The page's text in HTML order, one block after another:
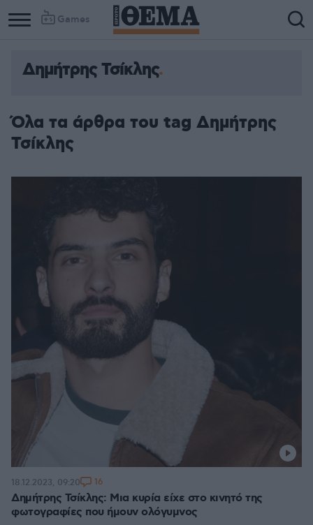
Games
Δημήτρης Τσίκλης
Όλα τα άρθρα του tag Δημήτρης
Τσίκλης
Δημήτρης Τσίκλης: Μια κυρία είχε στο κινητό της
φωτογραφίες που ήμουν ολόγυμνος
18.12.2023, 09:20 16